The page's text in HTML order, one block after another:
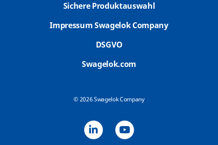
Sichere Produktauswahl
Impressum Swagelok Company
DSGVO
Swagelok.com
© 2026 Swagelok Company